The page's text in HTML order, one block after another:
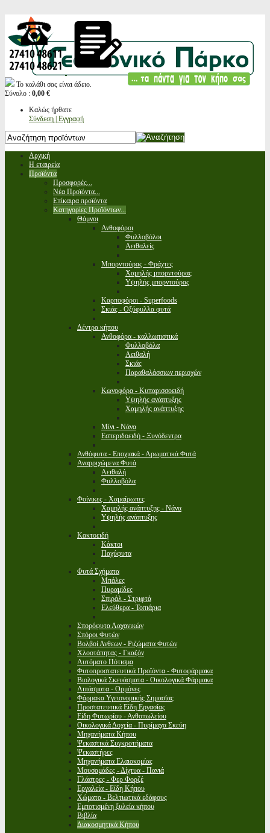
Το καλάθι σας είναι άδειο.
Σύνολο : 0,00 €
Καλώς ήρθατε
Σύνδεση | Εγγραφή
Αρχική
Η εταιρεία
Προϊόντα
Προσφορές...
Νέα Προϊόντα...
Επίκαιρα προϊόντα
Κατηγορίες Προϊόντων...
Θάμνοι
Ανθοφόροι
Φυλλοβόλοι
Αειθαλείς
Μπορντούρας - Φράχτες
Χαμηλής μπορντούρας
Υψηλής μπορντούρας
Καρποφόροι - Superfoods
Σκιάς - Οξύφυλλα φυτά
Δέντρα κήπου
Ανθοφόρα - καλλωπιστικά
Φυλλοβόλα
Αειθαλή
Σκιάς
Παραθαλάσσιων περιοχών
Κωνοφόρα - Κυπαρισσοειδή
Υψηλής ανάπτυξης
Χαμηλής ανάπτυξης
Μίνι - Νάνα
Εσπεριδοειδή - Ξυνόδεντρα
Ανθόφυτα - Εποχιακά - Αρωματικά Φυτά
Αναρριχώμενα Φυτά
Αειθαλή
Φυλλοβόλα
Φοίνικες - Χαμαίρωπες
Χαμηλής ανάπτυξης - Νάνα
Υψηλής ανάπτυξης
Κακτοειδή
Κάκτοι
Παχύφυτα
Φυτά Σχήματα
Μπάλες
Πυραμίδες
Σπιράλ - Στριφτά
Ελεύθερα - Τοπιάρια
Σπορόφυτα Λαχανικών
Σπόροι Φυτών
Βολβοί Ανθεων - Ριζώματα Φυτών
Χλοοτάπητας - Γκαζόν
Αυτόματο Πότισμα
Φυτοπροστατευτικά Προϊόντα - Φυτοφάρμακα
Βιολογικά Σκευάσματα - Οικολογικά Φάρμακα
Λιπάσματα - Ορμόνες
Φάρμακα Υγειονομικής Σημασίας
Προστατευτικά Είδη Εργασίας
Είδη Φυτωρίου - Ανθοπωλείου
Οικολογικά Δοχεία - Πυρίμαχα Σκεύη
Μηχανήματα Κήπου
Ψεκαστικά Συγκροτήματα
Ψεκαστήρες
Μηχανήματα Ελαιοκομίας
Μουσαμάδες - Δίχτυα - Πανιά
Γλάστρες - Φερ Φορζέ
Εργαλεία - Είδη Κήπου
Χώματα - Βελτιωτικά εδάφους
Εμποτισμένη ξυλεία κήπου
Βιβλία
Διακοσμητικά Κήπου